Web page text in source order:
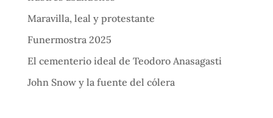
Maravilla, leal y protestante
Funermostra 2025
El cementerio ideal de Teodoro Anasagasti
John Snow y la fuente del cólera